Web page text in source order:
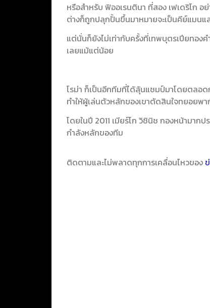
หรือสำหรับ ฟิออเรนตินา ที่สอง เฟเดริโก อ
ต่างก็ถูกปลุกปั้นขึ้นมาหมายจะเป็นคีย์แมนแ
แต่นั่นก็ยังไม่เท่ากับครั้งที่เทพบุตรเปียทอง
เลยแม้แต่น้อย
โรม่า ก็เป็นอีกทีมที่ได้ลุ้นแชมป์มาโดยตลอด
ทำให้ผู้เล่นตัวหลักของเขาตัดสินใจทยอยพ
โดยในปี 2011 เมียร์โก วิชินิช กองหน้ามาก
กำลังหลักของทีม
ติดตามและไม่พลาดทุกการเคลื่อนไหวของ